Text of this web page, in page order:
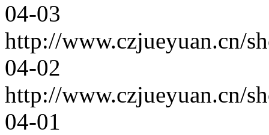
04-03
http://www.czjueyuan.cn/
04-02
http://www.czjueyuan.cn/
04-01